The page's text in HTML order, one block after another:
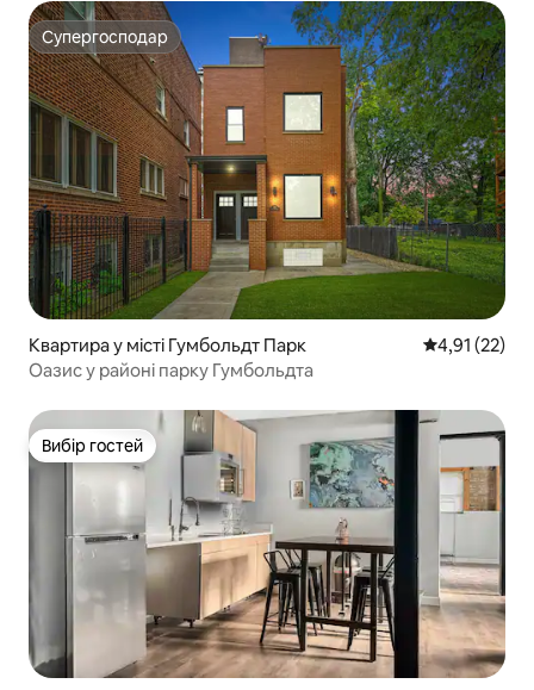
Супергосподар
Супергосподар
Квартира у місті Гумбольдт Парк Середня
4,91 (22)
Оазис у районі парку Гумбольдта
Вибір гостей
Вибір гостей